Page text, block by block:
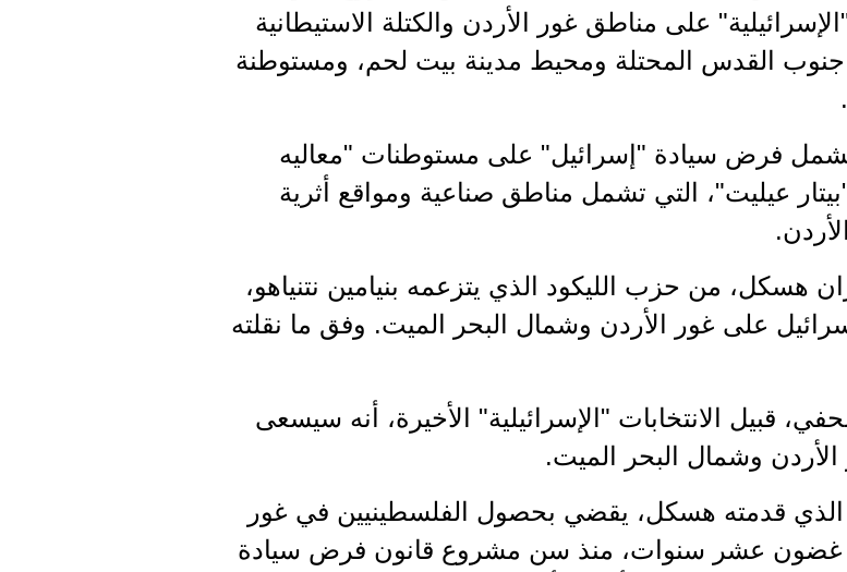
على مناطق غور الأردن والكتلة الاستيطانية
القدس المحتلة ومحيط مدينة بيت لحم، ومستوطنة
فرض سيادة "إسرائيل" على مستوطنات "معاليه
عيليت"، التي تشمل مناطق صناعية ومواقع أثرية
من حزب الليكود الذي يتزعمه بنيامين نتنياهو،
على غور الأردن وشمال البحر الميت. وفق ما نقلته
قبيل الانتخابات "الإسرائيلية" الأخيرة، أنه سيسعى
وشمال البحر الميت.
قدمته هسكل، يقضي بحصول الفلسطينيين في غور
في غضون عشر سنوات، منذ سن مشروع قانون فرض سيادة